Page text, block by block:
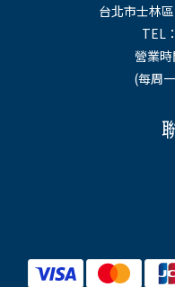
台北市士林
TEL
營業
(每周